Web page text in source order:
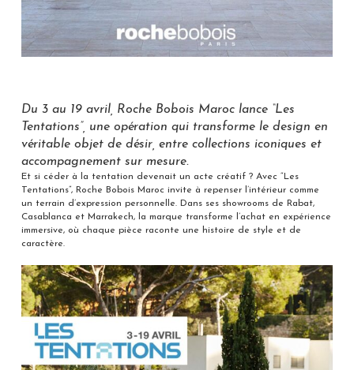
Du 3 au 19 avril, Roche Bobois Maroc lance “Les
Tentations”, une opération qui transforme le design en
véritable objet de désir, entre collections iconiques et
accompagnement sur mesure.
Et si céder à la tentation devenait un acte créatif ? Avec “Les
Tentations”, Roche Bobois Maroc invite à repenser l’intérieur comme
un terrain d’expression personnelle. Dans ses showrooms de Rabat,
Casablanca et Marrakech, la marque transforme l’achat en expérience
immersive, où chaque pièce raconte une histoire de style et de
caractère.